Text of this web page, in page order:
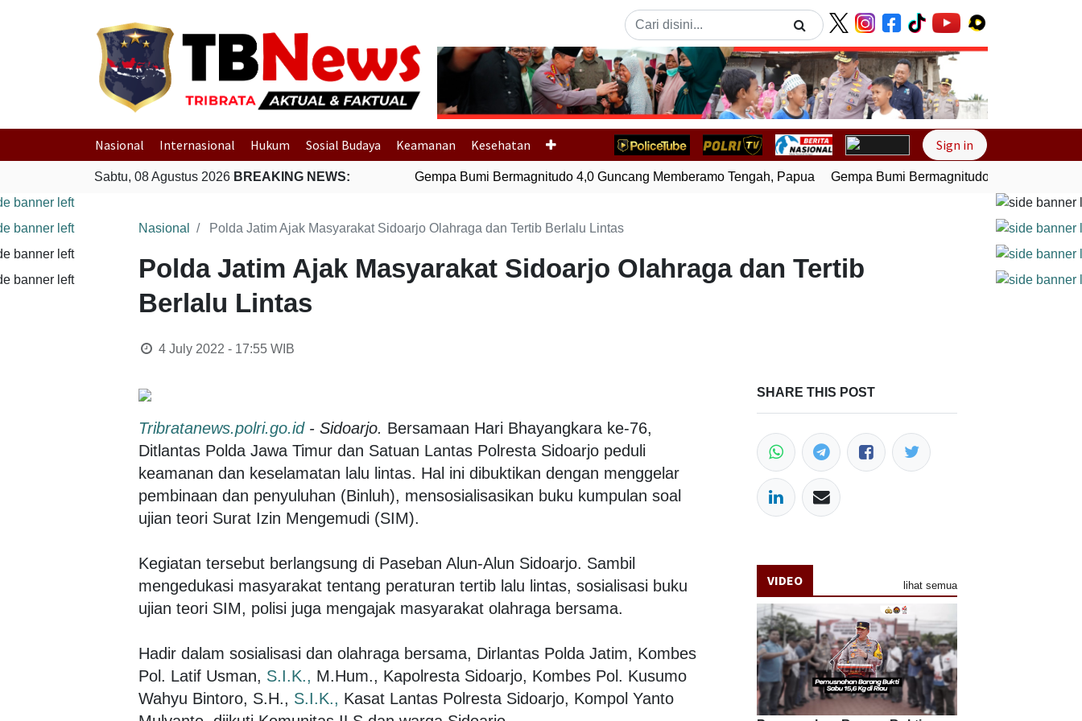
Previous Next
Nasional Internasional Hukum Sosial Budaya Keamanan Kesehatan Sign in
Sabtu, 08 Agustus 2026 BREAKING NEWS: Gempa Bumi Bermagnitudo 4,0 Guncang Memberamo Tengah, Papua Gempa Bumi Bermagnitudo 4,0 Guncang
Nasional Polda Jatim Ajak Masyarakat Sidoarjo Olahraga dan Tertib Berlalu Lintas
Polda Jatim Ajak Masyarakat Sidoarjo Olahraga dan Tertib
Berlalu Lintas
4 July 2022 - 17:55WIB
Tribratanews.polri.go.id- Sidoarjo. Bersamaan Hari Bhayangkara ke-76,
Ditlantas Polda Jawa Timur dan Satuan Lantas Polresta Sidoarjo peduli
keamanan dan keselamatan lalu lintas. Hal ini dibuktikan dengan menggelar
pembinaan dan penyuluhan (Binluh), mensosialisasikan buku kumpulan soal
ujian teori Surat Izin Mengemudi (SIM).
Kegiatan tersebut berlangsung di Paseban Alun-Alun Sidoarjo. Sambil
mengedukasi masyarakat tentang peraturan tertib lalu lintas, sosialisasi buku
ujian teori SIM, polisi juga mengajak masyarakat olahraga bersama.
Hadir dalam sosialisasi dan olahraga bersama, Dirlantas Polda Jatim, Kombes
Pol. Latif Usman, S.I.K., M.Hum., Kapolresta Sidoarjo, Kombes Pol. Kusumo
Wahyu Bintoro, S.H., S.I.K., Kasat Lantas Polresta Sidoarjo, Kompol Yanto
SHARE THIS POST
VIDEO lihat semua